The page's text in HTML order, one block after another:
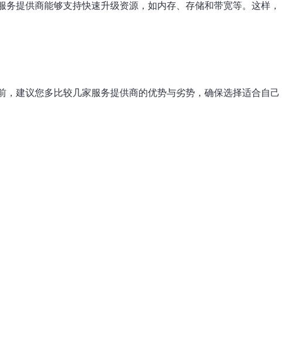
提供商能够支持快速升级资源，如内存、存储和带宽等。这样，
建议您多比较几家服务提供商的优势与劣势，确保选择适合自己